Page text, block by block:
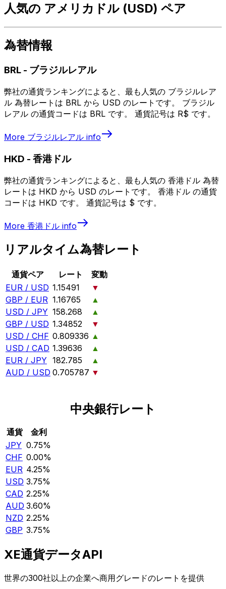
人気の アメリカドル (USD) ペア
為替情報
BRL - ブラジルレアル
弊社の通貨ランキングによると、最も人気の ブラジルレア
ル 為替レートは BRL から USD のレートです。 ブラジル
レアル の通貨コードは BRL です。 通貨記号は R$ です。
More ブラジルレアル info
HKD - 香港ドル
弊社の通貨ランキングによると、最も人気の 香港ドル 為替
レートは HKD から USD のレートです。 香港ドル の通貨
コードは HKD です。 通貨記号は $ です。
More 香港ドル info
リアルタイム為替レート
通貨ペア レート
変動
EUR / USD 1.15491
▼
GBP / EUR 1.16765
▲
USD / JPY 158.268
▲
GBP / USD 1.34852
▼
USD / CHF 0.809336 ▲
USD / CAD 1.39636
▲
EUR / JPY 182.785
▲
AUD / USD 0.705787 ▼
中央銀行レート
通貨
金利
JPY 0.75%
CHF 0.00%
EUR 4.25%
USD 3.75%
CAD 2.25%
AUD 3.60%
NZD 2.25%
GBP 3.75%
XE通貨データAPI
世界の300社以上の企業へ商用グレードのレートを提供